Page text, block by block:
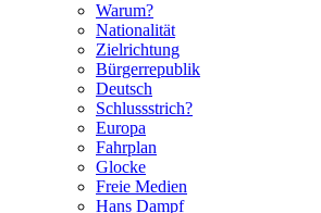
Warum?
Nationalität
Zielrichtung
Bürgerrepublik
Deutsch
Schlussstrich?
Europa
Fahrplan
Glocke
Freie Medien
Hans Dampf